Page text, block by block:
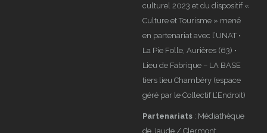
culturel 2023 et du dispositif «
Culture et Tourisme » mené
en partenariat avec l’UNAT •
La Pie Folle, Aurières (63) •
Lieu de Fabrique – LA BASE
tiers lieu Chambéry (espace
géré par le Collectif L’Endroit)
Partenariats : Médiathèque
de Jaude / Clermont